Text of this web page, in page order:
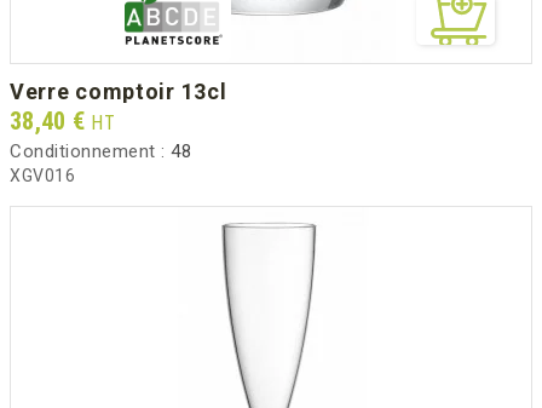
verre comptoir 13cl
Prix
38,40 € HT
Conditionnement : 48
XGV016